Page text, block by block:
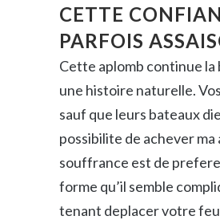
CETTE
PARFOIS
Cette aplomb continue la
une histoire naturelle.
sauf que leurs bateaux
possibilite de achever ma
souffrance est de
forme qu’il semble
tenant deplacer votre